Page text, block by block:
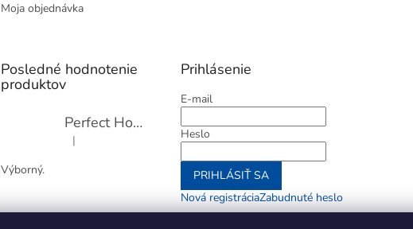
Moja objednávka
Posledné hodnotenie
produktov
Perfect Home Tĺčik na mäso so sekáčikom, 56893
Hodnotenie produktu je 5 z 5 hviezdičiek.
|
Výborný.
Prihlásenie
E-mail
Heslo
PRIHLÁSIŤ SA
Nová registráciaZabudnuté heslo